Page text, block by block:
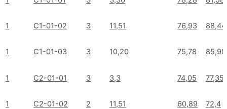
1 C1-01-02 3 11,51 76,93 88,44
1 C1-01-03 3 10,20 75,78 85,98
1 C2-01-01 3 3,3 74,05 77,35
1 C2-01-02 2 11,51 60,89 72,4